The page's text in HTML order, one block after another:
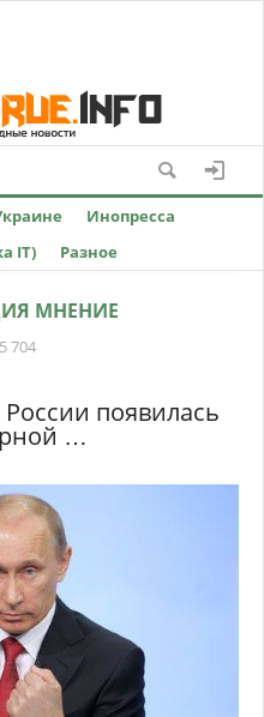
Инопресса
IT) Разное
МНЕНИЕ
5 704
появилась
…